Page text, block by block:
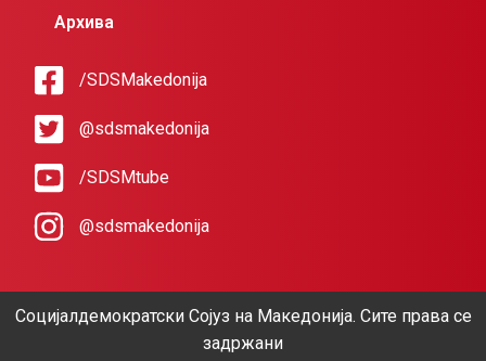
Архива
/SDSMakedonija
@sdsmakedonija
/SDSMtube
@sdsmakedonija
Социјалдемократски Сојуз на Македонија. Сите права се
задржани